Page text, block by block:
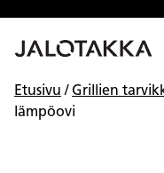
Etusivu /Grillien
lämpöovi